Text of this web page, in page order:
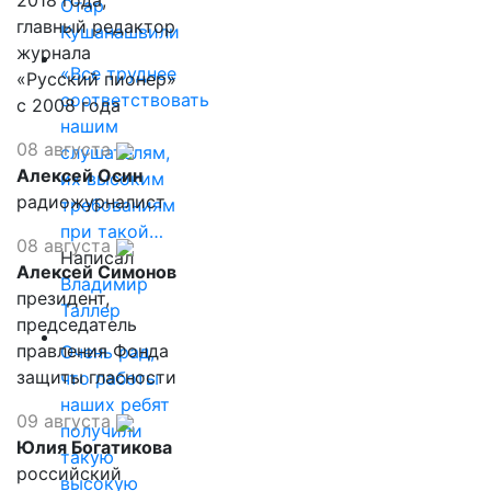
Отар
Кушанашвили
«Все труднее
соответствовать
нашим
слушателям,
их высоким
требованиям
при такой…
Написал
Владимир
Таллер
Очень рад,
что работы
наших ребят
получили
такую
высокую
главный редактор
журнала
«Русский пионер»
с 2008 года
08 августа
Алексей Осин
радиожурналист
08 августа
Алексей Симонов
президент,
председатель
правления Фонда
защиты гласности
09 августа
Юлия Богатикова
российский